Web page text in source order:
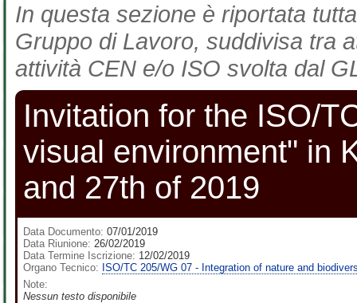
In questa sezione è riportata
Gruppo di Lavoro, suddivisa tra
attività CEN e/o ISO svolta dal
Invitation for the ISO/
visual environment" in
and 27th of 2019
Data Documento: 07/01/2019
Data Riunione: 26/02/2019
Data Termine Iscrizione: 12/02/2019
Organo Tecnico: ISO/TC 205/WG 07 - Integration of nature and
Note:
Nessun testo disponibile